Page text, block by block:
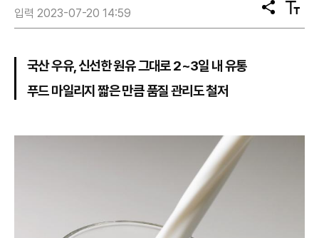
입력 2023-07-20 14:59
공
유
텍
스
국산 우유, 신선한 원유 그대로 2~3일 내 유통
푸드 마일리지 짧은 만큼 품질 관리도 철저